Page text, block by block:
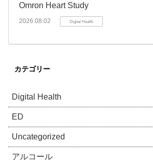
Omron Heart Study
2026.08.02 Digital Health
カテゴリー
Digital Health
ED
Uncategorized
アルコール